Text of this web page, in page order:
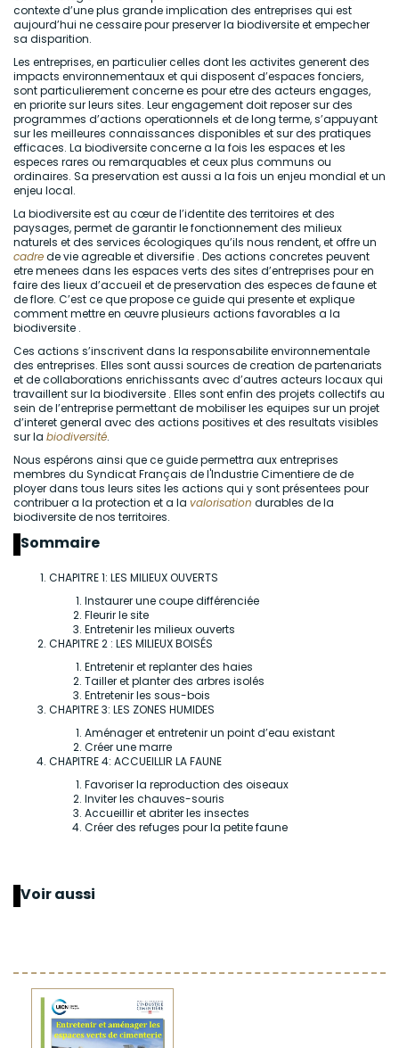
contexte d’une plus grande implication des entreprises qui est
aujourd’hui ne cessaire pour preserver la biodiversite et empecher
sa disparition.
Les entreprises, en particulier celles dont les activites generent des
impacts environnementaux et qui disposent d’espaces fonciers,
sont particulierement concerne es pour etre des acteurs engages,
en priorite sur leurs sites. Leur engagement doit reposer sur des
programmes d’actions operationnels et de long terme, s’appuyant
sur les meilleures connaissances disponibles et sur des pratiques
efficaces. La biodiversite concerne a la fois les espaces et les
especes rares ou remarquables et ceux plus communs ou
ordinaires. Sa preservation est aussi a la fois un enjeu mondial et un
enjeu local.
La biodiversite est au cœur de l’identite des territoires et des
paysages, permet de garantir le fonctionnement des milieux
naturels et des services écologiques qu’ils nous rendent, et offre un
cadrede vie agreable et diversifie . Des actions concretes peuvent
etre menees dans les espaces verts des sites d’entreprises pour en
faire des lieux d’accueil et de preservation des especes de faune et
de flore. C’est ce que propose ce guide qui presente et explique
comment mettre en œuvre plusieurs actions favorables a la
biodiversite .
Ces actions s’inscrivent dans la responsabilite environnementale
des entreprises. Elles sont aussi sources de creation de partenariats
et de collaborations enrichissants avec d’autres acteurs locaux qui
travaillent sur la biodiversite . Elles sont enfin des projets collectifs au
sein de l’entreprise permettant de mobiliser les equipes sur un projet
d’interet general avec des actions positives et des resultats visibles
sur la biodiversité.
Nous espérons ainsi que ce guide permettra aux entreprises
membres du Syndicat Français de l'Industrie Cimentiere de de
ployer dans tous leurs sites les actions qui y sont présentees pour
contribuer a la protection et a la valorisation durables de la
biodiversite de nos territoires.
Sommaire
CHAPITRE 1: LES MILIEUX OUVERTS
Instaurer une coupe différenciée
Fleurir le site
Entretenir les milieux ouverts
CHAPITRE 2 : LES MILIEUX BOISÉS
Entretenir et replanter des haies
Tailler et planter des arbres isolés
Entretenir les sous-bois
CHAPITRE 3: LES ZONES HUMIDES
Aménager et entretenir un point d’eau existant
Créer une marre
CHAPITRE 4: ACCUEILLIR LA FAUNE
Favoriser la reproduction des oiseaux
Inviter les chauves-souris
Accueillir et abriter les insectes
Créer des refuges pour la petite faune
Voir aussi